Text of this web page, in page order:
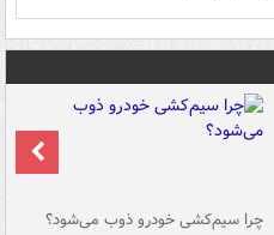
چرا سیم‌کشی خودرو ذوب می‌شود؟